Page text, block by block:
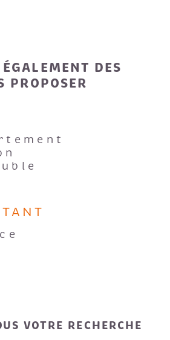
DES
PROPOSER
VOTRE RECHERCHE